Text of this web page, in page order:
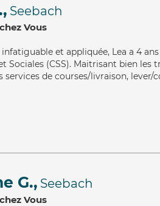
Seebach
Vous
infatiguable et appliquée, Lea a 4
Sociales (CSS). Maitrisant bien les
services de courses/livraison, lever/
G., Seebach
Vous